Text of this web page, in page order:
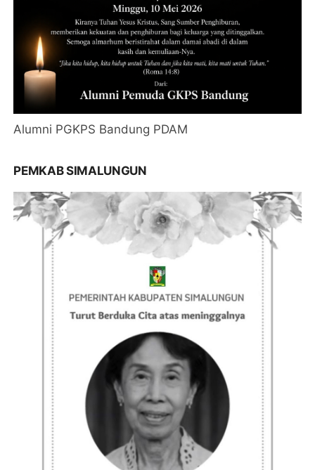
Alumni PGKPS Bandung PDAM
PEMKAB SIMALUNGUN